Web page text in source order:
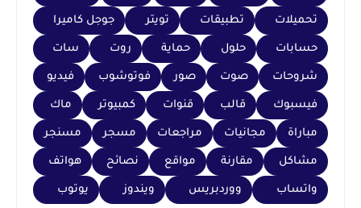
تحميلات تطبيقات تويتر جوجل كاميرا
حسابات حلول حماية روت سات
شروحات صوت صور فوتوشوب فيديو
فيسبوك قالب قنوات كمبيوتر ماك
مباراة مجانيات مراجعات مسجر مسنجر
مشاكل مقارنة مواقع نصائح هواتف
واتساب ووردبريس ويندوز يوتوب